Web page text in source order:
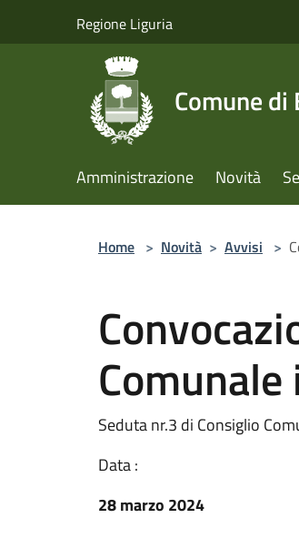
Regione Liguria
Comune
Amministrazione Novità
Home > Novità > Avvisi >
Seduta nr.3 di Consiglio
Data :
28 marzo 2024